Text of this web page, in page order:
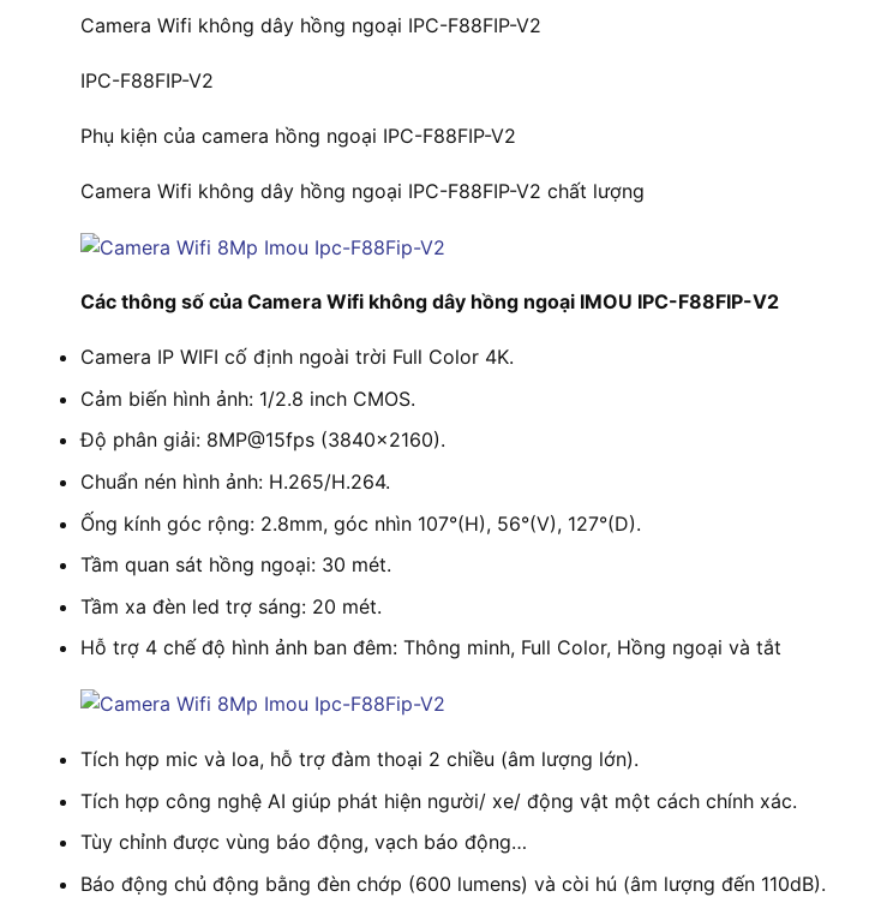
Camera Wifi không dây hồng ngoại IPC-F88FIP-V2
IPC-F88FIP-V2
Phụ kiện của camera hồng ngoại IPC-F88FIP-V2
Camera Wifi không dây hồng ngoại IPC-F88FIP-V2 chất lượng
Các thông số của Camera Wifi không dây hồng ngoại IMOU IPC-F88FIP-V2
Camera IP WIFI cố định ngoài trời Full Color 4K.
Cảm biến hình ảnh: 1/2.8 inch CMOS.
Độ phân giải: 8MP@15fps (3840×2160).
Chuẩn nén hình ảnh: H.265/H.264.
Ống kính góc rộng: 2.8mm, góc nhìn 107°(H), 56°(V), 127°(D).
Tầm quan sát hồng ngoại: 30 mét.
Tầm xa đèn led trợ sáng: 20 mét.
Hỗ trợ 4 chế độ hình ảnh ban đêm: Thông minh, Full Color, Hồng ngoại và tắt
Tích hợp mic và loa, hỗ trợ đàm thoại 2 chiều (âm lượng lớn).
Tích hợp công nghệ AI giúp phát hiện người/ xe/ động vật một cách chính xác.
Tùy chỉnh được vùng báo động, vạch báo động…
Báo động chủ động bằng đèn chớp (600 lumens) và còi hú (âm lượng đến 110dB).